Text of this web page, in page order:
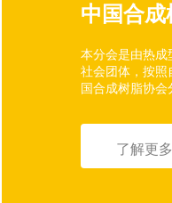
中国合
本分会是由热成
社会团体，按照
国合成树脂协会
了解更